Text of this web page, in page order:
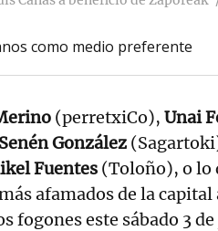
como medio preferente
(perretxiCo), Unai
Senén González
Fuentes (Toloño), o lo
afamados de la
fogones este sábado 3